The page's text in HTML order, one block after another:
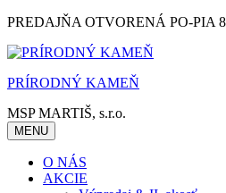
Skip
content
PREDAJŇA OTVORENÁ PO-PIA
PRÍRODNÝ KAMEŇ
MSP MARTIŠ, s.r.o.
MENU
O NÁS
AKCIE